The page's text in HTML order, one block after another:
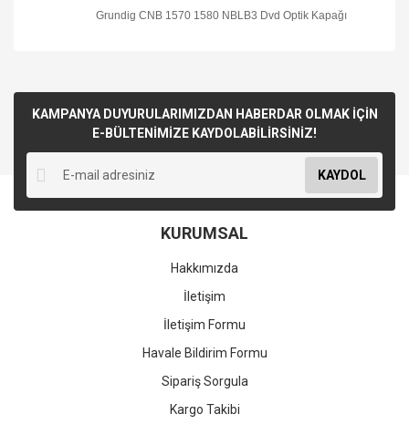
Grundig CNB 1570 1580 NBLB3 Dvd Optik Kapağı
KAMPANYA DUYURULARIMIZDAN HABERDAR OLMAK İÇİN
E-BÜLTENİMİZE KAYDOLABİLİRSİNİZ!
KAYDOL
KURUMSAL
Hakkımızda
İletişim
İletişim Formu
Havale Bildirim Formu
Sipariş Sorgula
Kargo Takibi